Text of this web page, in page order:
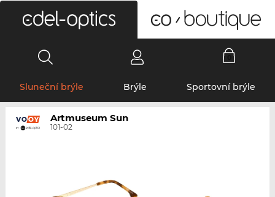
Sluneční brýle Brýle Sportovní brýle
Artmuseum Sun
101-02